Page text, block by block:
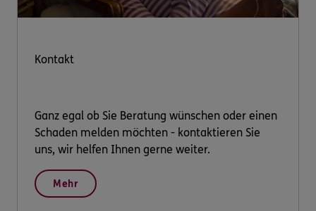
Kontakt
Ganz egal ob Sie Beratung wünschen oder einen
Schaden melden möchten - kontaktieren Sie
uns, wir helfen Ihnen gerne weiter.
Mehr